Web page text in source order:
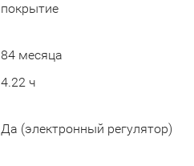
покрытие
84 месяца
4.22 ч
Да (электронный регулятор)